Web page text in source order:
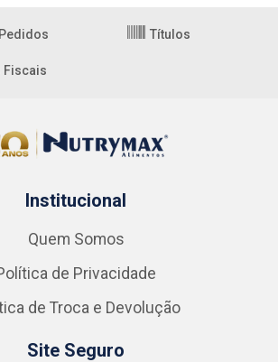
Títulos
Fiscais
Institucional
Quem Somos
de Privacidade
de Troca e Devolução
Site Seguro